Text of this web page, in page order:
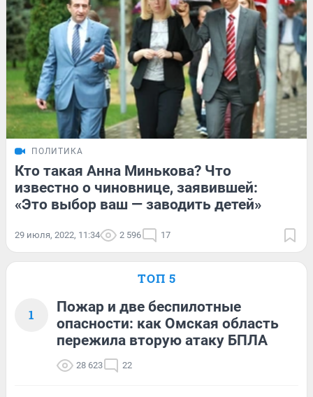
ПОЛИТИКА
Кто такая Анна Минькова? Что
известно о чиновнице, заявившей:
«Это выбор ваш — заводить детей»
29 июля, 2022, 11:34 2 596 17
ТОП 5
1
Пожар и две беспилотные
опасности: как Омская область
пережила вторую атаку БПЛА
28 623 22